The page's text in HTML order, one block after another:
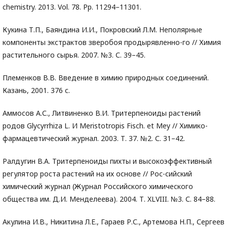
chemistry. 2013. Vol. 78. Pp. 11294–11301.
Кукина Т.П., Баяндина И.И., Покровский Л.М. Неполярные
компоненты экстрактов зверобоя продырявленно-го // Химия
растительного сырья. 2007. №3. С. 39–45.
Племенков В.В. Введение в химию природных соединений.
Казань, 2001. 376 с.
Аммосов А.С., Литвиненко В.И. Тритерпеноиды растений
родов Glycyrrhiza L. И Meristotropis Fisch. et Mey // Химико-
фармацевтический журнал. 2003. Т. 37. №2. С. 31–42.
Ралдугин В.А. Тритерпеноиды пихты и высокоэффективный
регулятор роста растений на их основе // Рос-сийский
химический журнал (Журнал Российского химического
общества им. Д.И. Менделеева). 2004. Т. XLVIII. №3. С. 84–88.
Акулина И.В., Никитина Л.Е., Гараев Р.С., Артемова Н.П., Сергеев